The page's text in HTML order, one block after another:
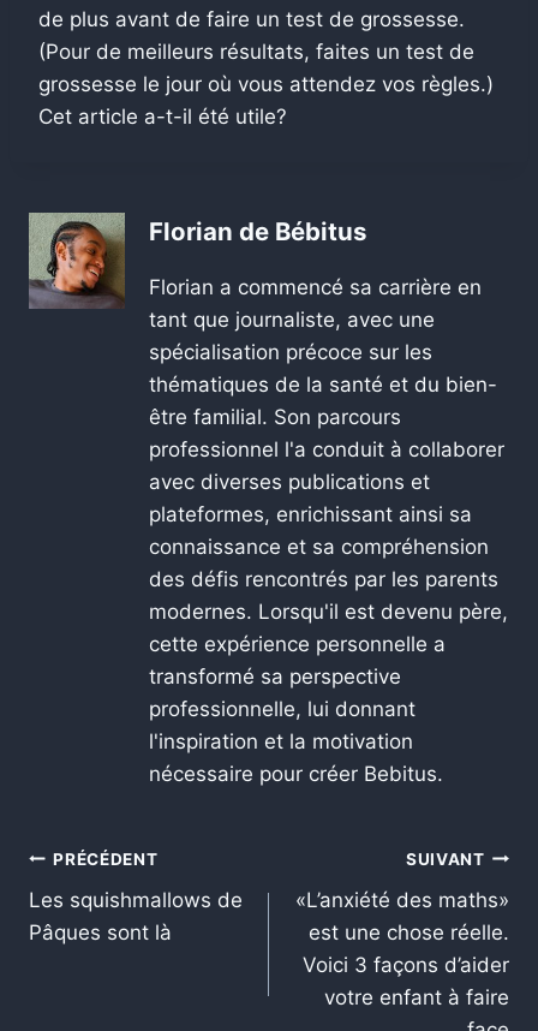
de plus avant de faire un test de grossesse.
(Pour de meilleurs résultats, faites un test de
grossesse le jour où vous attendez vos règles.)
Cet article a-t-il été utile?
Florian de Bébitus
Florian a commencé sa carrière en
tant que journaliste, avec une
spécialisation précoce sur les
thématiques de la santé et du bien-
être familial. Son parcours
professionnel l'a conduit à collaborer
avec diverses publications et
plateformes, enrichissant ainsi sa
connaissance et sa compréhension
des défis rencontrés par les parents
modernes. Lorsqu'il est devenu père,
cette expérience personnelle a
transformé sa perspective
professionnelle, lui donnant
l'inspiration et la motivation
nécessaire pour créer Bebitus.
PRÉCÉDENT
Les squishmallows de
Pâques sont là
SUIVANT
«L’anxiété des maths»
est une chose réelle.
Voici 3 façons d’aider
votre enfant à faire